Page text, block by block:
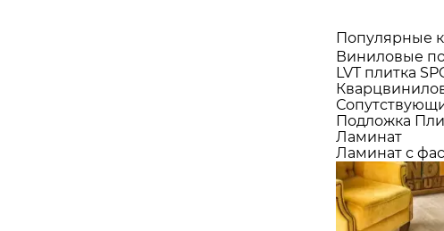
Популярные
Виниловые
LVT плитка
Подложка
Ламинат
Ламинат с